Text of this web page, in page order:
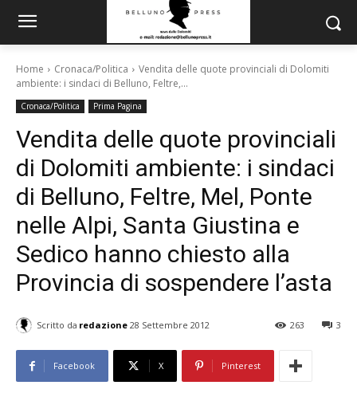
Home Cronaca/Politica
Vendita delle quote provinciali di Dolomiti
ambiente: i sindaci di Belluno, Feltre,...
Cronaca/Politica Prima Pagina
Vendita delle quote provinciali
di Dolomiti ambiente: i sindaci
di Belluno, Feltre, Mel, Ponte
nelle Alpi, Santa Giustina e
Sedico hanno chiesto alla
Provincia di sospendere l’asta
Scritto da redazione 28 Settembre 2012 3
263
Facebook X Pinterest